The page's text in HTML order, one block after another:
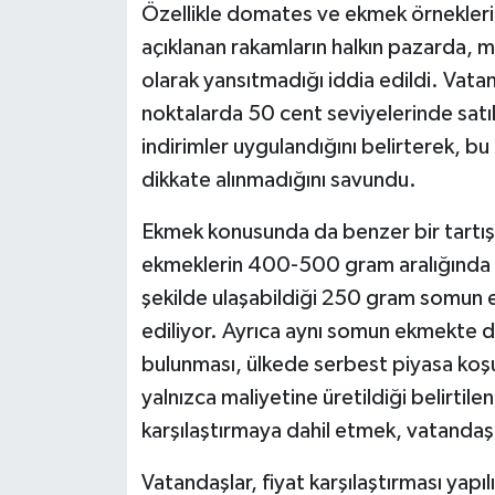
Özellikle domates ve ekmek
açıklanan rakamların halkın pazarda,
olarak yansıtmadığı iddia edildi.
noktalarda 50 cent seviyelerinde
indirimler uygulandığını belirterek,
dikkate alınmadığını savundu.
Ekmek konusunda da benzer bir
ekmeklerin 400-500 gram aralığında
şekilde ulaşabildiği 250 gram somun
ediliyor. Ayrıca aynı somun ekmekte
bulunması, ülkede serbest piyasa
yalnızca maliyetine üretildiği belirtilen
karşılaştırmaya dahil etmek,
Vatandaşlar, fiyat karşılaştırması